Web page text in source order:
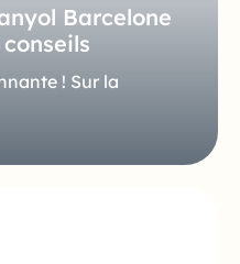
Barcelone
! Sur la